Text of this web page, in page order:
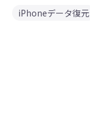
iPhoneデータ復元